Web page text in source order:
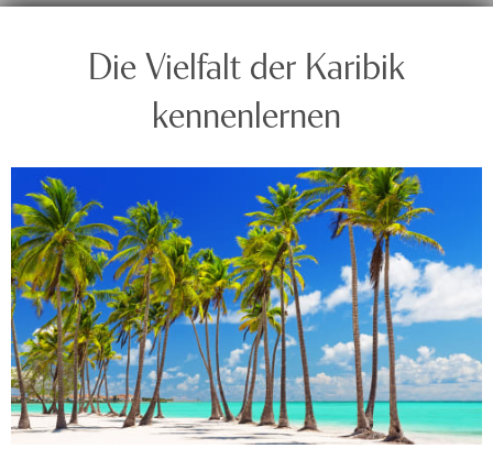
Die Vielfalt der Karibik
kennenlernen